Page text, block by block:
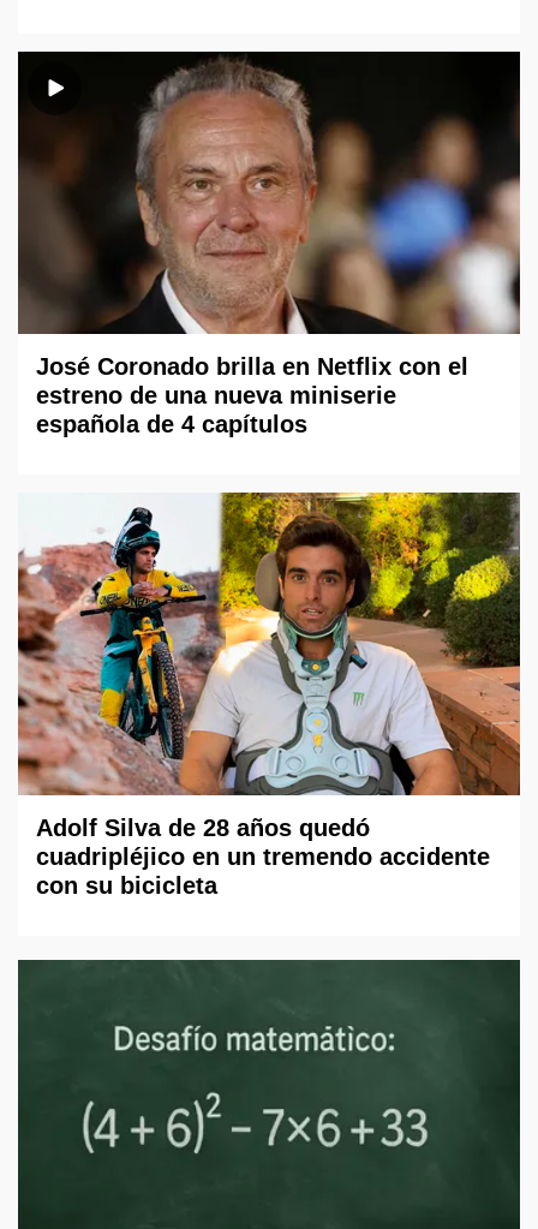
José Coronado brilla en Netflix con el
estreno de una nueva miniserie
española de 4 capítulos
Adolf Silva de 28 años quedó
cuadripléjico en un tremendo accidente
con su bicicleta